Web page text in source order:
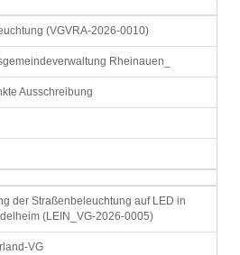
(VGVRA-2026-0010)
Rheinauen_
Ausschreibung
der Straßenbeleuchtung auf LED in
(LEIN_VG-2026-0005)
VG